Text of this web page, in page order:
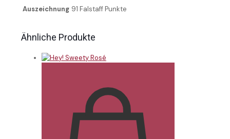
Auszeichnung 91 Falstaff Punkte
Ähnliche Produkte